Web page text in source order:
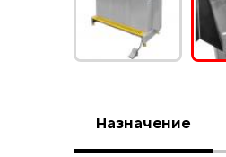
Назначение